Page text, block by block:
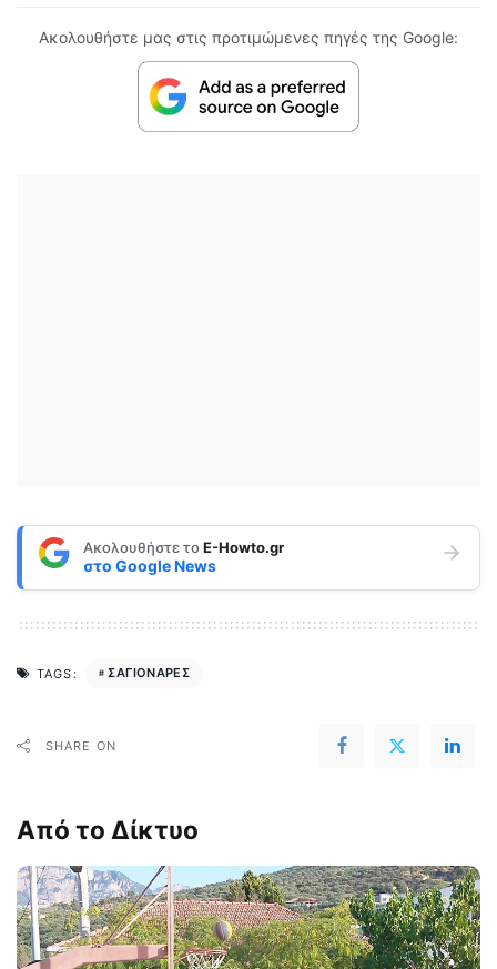
Ακολουθήστε μας στις προτιμώμενες πηγές της Google:
Ακολουθήστε τοE-Howto.gr
στο Google News
TAGS: ΣΑΓΙΟΝΑΡΕΣ
SHARE ON
Από το Δίκτυο